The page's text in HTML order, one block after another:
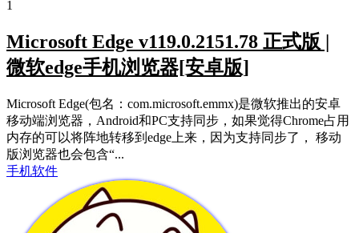
1
Microsoft Edge v119.0.2151.78 正式版 |
微软edge手机浏览器[安卓版]
Microsoft Edge(包名：com.microsoft.emmx)是微软推出的安卓
移动端浏览器，Android和PC支持同步，如果觉得Chrome占用
内存的可以将阵地转移到edge上来，因为支持同步了， 移动
版浏览器也会包含“...
手机软件